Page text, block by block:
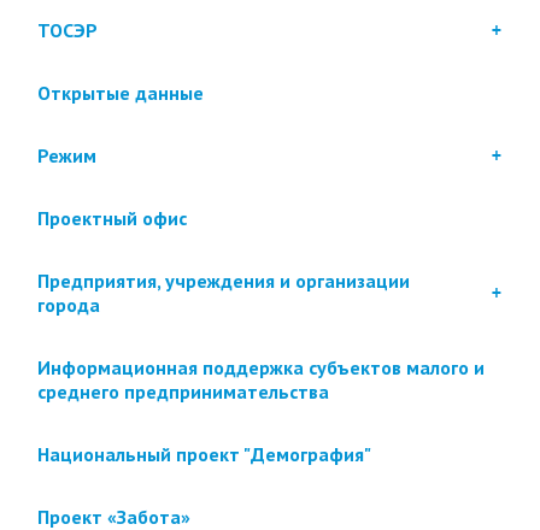
ТОСЭР
Открытые данные
Режим
Проектный офис
Предприятия, учреждения и организации
города
Информационная поддержка субъектов малого и
среднего предпринимательства
Национальный проект "Демография"
Проект «Забота»